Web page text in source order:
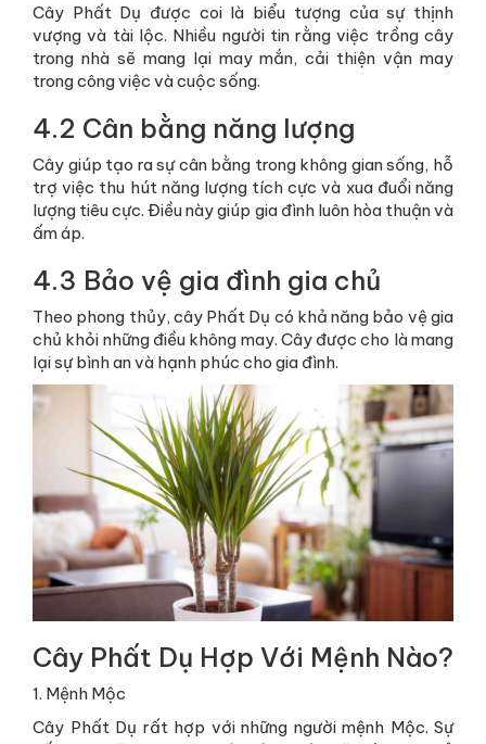
Cây Phất Dụ được coi là biểu tượng của sự thịnh
vượng và tài lộc. Nhiều người tin rằng việc trồng cây
trong nhà sẽ mang lại may mắn, cải thiện vận may
trong công việc và cuộc sống.
4.2 Cân bằng năng lượng
Cây giúp tạo ra sự cân bằng trong không gian sống, hỗ
trợ việc thu hút năng lượng tích cực và xua đuổi năng
lượng tiêu cực. Điều này giúp gia đình luôn hòa thuận và
ấm áp.
4.3 Bảo vệ gia đình gia chủ
Theo phong thủy, cây Phất Dụ có khả năng bảo vệ gia
chủ khỏi những điều không may. Cây được cho là mang
lại sự bình an và hạnh phúc cho gia đình.
Cây Phất Dụ Hợp Với Mệnh Nào?
1. Mệnh Mộc
Cây Phất Dụ rất hợp với những người mệnh Mộc. Sự